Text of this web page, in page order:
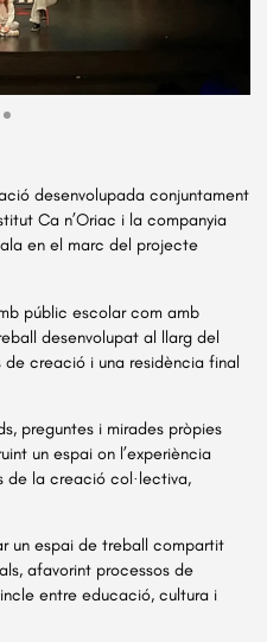
desenvolupada conjuntament
Ca n’Oriac i la companyia
en el marc del projecte
públic escolar com amb
desenvolupat al llarg del
de creació i una residència final
preguntes i mirades pròpies
un espai on l’experiència
de la creació col·lectiva,
un espai de treball compartit
afavorint processos de
entre educació, cultura i